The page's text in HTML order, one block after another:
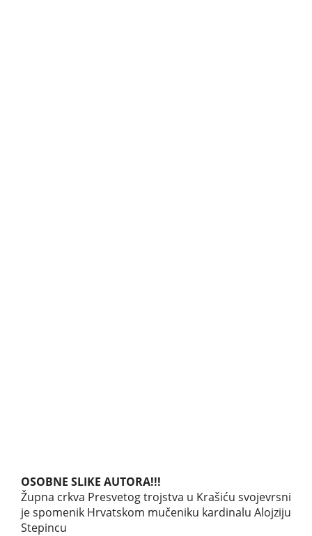
OSOBNE SLIKE AUTORA!!!
Župna crkva Presvetog trojstva u Krašiću svojevrsni
je spomenik Hrvatskom mučeniku kardinalu Alojziju
Stepincu